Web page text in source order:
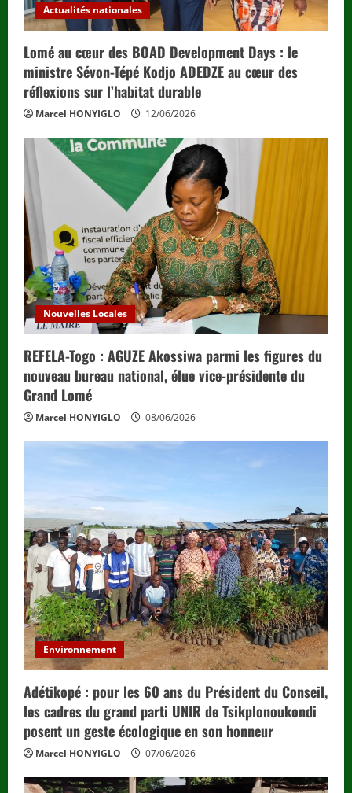
Actualités nationales
Lomé au cœur des BOAD Development Days : le
ministre Sévon-Tépé Kodjo ADEDZE au cœur des
réflexions sur l’habitat durable
Marcel HONYIGLO 12/06/2026
Nouvelles Locales
REFELA-Togo : AGUZE Akossiwa parmi les figures du
nouveau bureau national, élue vice-présidente du
Grand Lomé
Marcel HONYIGLO 08/06/2026
Environnement
Adétikopé : pour les 60 ans du Président du Conseil,
les cadres du grand parti UNIR de Tsikplonoukondi
posent un geste écologique en son honneur
Marcel HONYIGLO 07/06/2026